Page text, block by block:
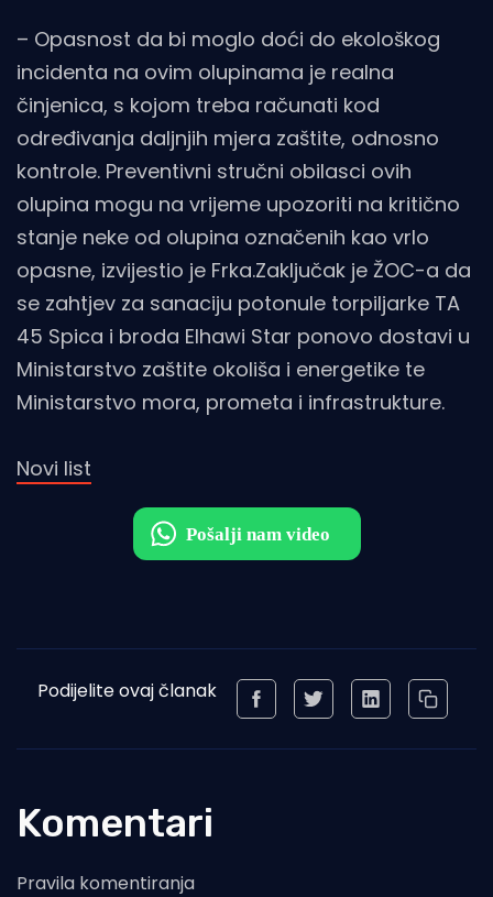
– Opasnost da bi moglo doći do ekološkog
incidenta na ovim olupinama je realna
činjenica, s kojom treba računati kod
određivanja daljnjih mjera zaštite, odnosno
kontrole. Preventivni stručni obilasci ovih
olupina mogu na vrijeme upozoriti na kritično
stanje neke od olupina označenih kao vrlo
opasne, izvijestio je Frka.Zaključak je ŽOC-a da
se zahtjev za sanaciju potonule torpiljarke TA
45 Spica i broda Elhawi Star ponovo dostavi u
Ministarstvo zaštite okoliša i energetike te
Ministarstvo mora, prometa i infrastrukture.
Novi list
Podijelite ovaj članak
Komentari
Pravila komentiranja